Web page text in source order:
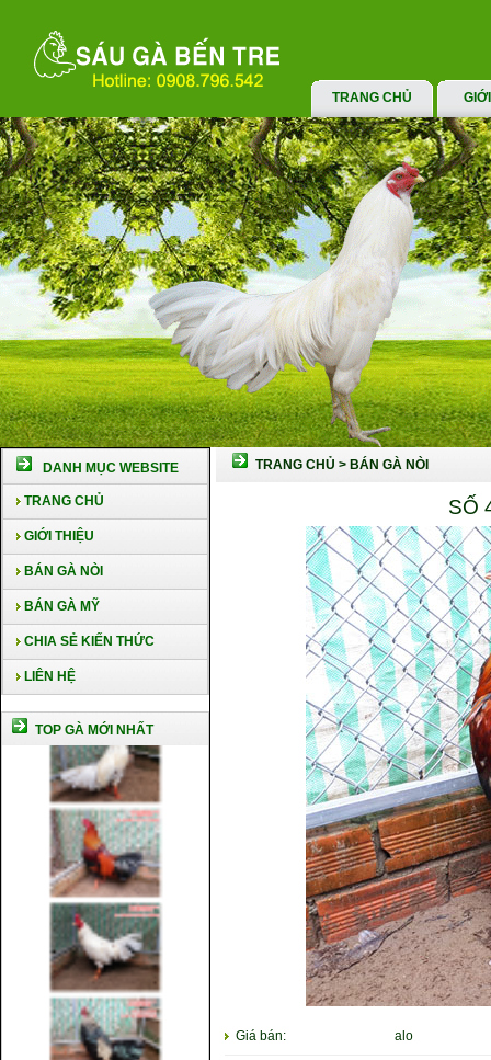
TRANG CHỦ
DANH MỤC WEBSITE
TRANG CHỦ
GIỚI THIỆU
BÁN GÀ NÒI
BÁN GÀ MỸ
CHIA SẺ KIẾN THỨC
LIÊN HỆ
TOP GÀ MỚI NHẤT
TRANG CHỦ > BÁN GÀ NÒI
SỐ
Giá bán: alo